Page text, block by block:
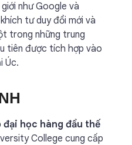
như Google và
tư duy đổi mới và
trong những trung
tiên được tích hợp vào
Úc.
đại học hàng đầu thế
College cung cấp